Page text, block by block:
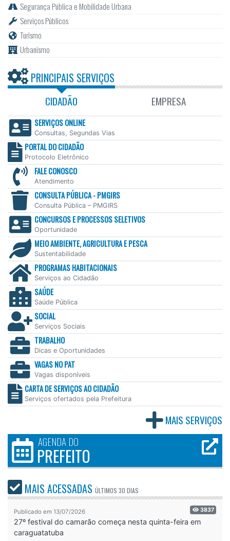
Segurança Pública e Mobilidade Urbana
Serviços Públicos
Turismo
Urbanismo
PRINCIPAIS SERVIÇOS
CIDADÃO EMPRESA
SERVIÇOS ONLINE
Consultas, Segundas Vias
PORTAL DO CIDADÃO
Protocolo Eletrônico
FALE CONOSCO
Atendimento
CONSULTA PÚBLICA - PMGIRS
Consulta Pública – PMGIRS
CONCURSOS E PROCESSOS SELETIVOS
Oportunidade
MEIO AMBIENTE, AGRICULTURA E PESCA
Sustentabilidade
PROGRAMAS HABITACIONAIS
Serviços ao Cidadão
SAÚDE
Saúde Pública
SOCIAL
Serviços Sociais
TRABALHO
Dicas e Oportunidades
VAGAS NO PAT
Vagas disponíveis
CARTA DE SERVIÇOS AO CIDADÃO
Serviços ofertados pela Prefeitura
MAIS SERVIÇOS
AGENDA DO
PREFEITO
MAIS ACESSADAS ÚLTIMOS 30 DIAS
Publicado em 13/07/2026 3837
27º festival do camarão começa nesta quinta-feira em
caraguatatuba